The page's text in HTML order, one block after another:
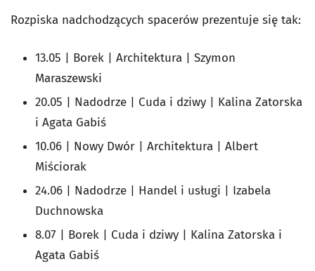
Rozpiska nadchodzących spacerów prezentuje się tak:
13.05 | Borek | Architektura | Szymon
Maraszewski
20.05 | Nadodrze | Cuda i dziwy | Kalina Zatorska
i Agata Gabiś
10.06 | Nowy Dwór | Architektura | Albert
Miściorak
24.06 | Nadodrze | Handel i usługi | Izabela
Duchnowska
8.07 | Borek | Cuda i dziwy | Kalina Zatorska i
Agata Gabiś